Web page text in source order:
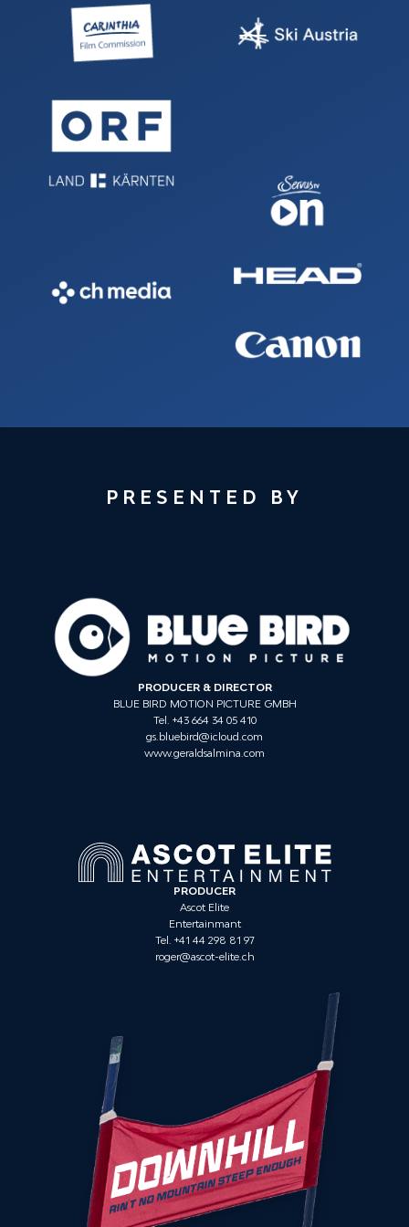
PRESENTED BY
PRODUCER & DIRECTOR
BLUE BIRD MOTION PICTURE GMBH
Tel. +43 664 34 05 410
gs.bluebird@icloud.com
www.geraldsalmina.com
PRODUCER
Ascot Elite
Entertainmant
Tel. +41 44 298 81 97
roger@ascot-elite.ch